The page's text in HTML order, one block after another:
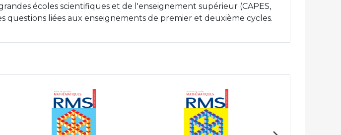
écoles scientifiques et de l'enseignement supérieur (CAPES,
questions liées aux enseignements de premier et deuxième cycles.